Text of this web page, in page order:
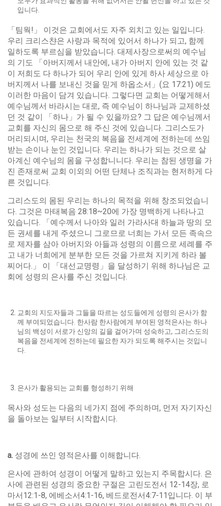
입니다.
「팀웍!」 이것은 교회에서도 자주 외치고 있는 일입니다.
우리 크리스챤은 사랑과 목적에 있어서 하나가 되고, 함께
일하도록 부르심을 받았습니다. 대제사장으로써의 예수님
의 기도 「아버지께서 내안에, 내가 아버지 안에 있는 것 같
이 저희도 다 하나가 되어 우리 안에 있게 하사 세상으로 아
버지께서 나를 보내신 것을 믿게 하옵소서」(요 17:21) 에도
이러한 마음이 담겨 있습니다. 그렇다면 교회는 어떻게해서
예수님께서 바라시는 대로, 즉 예수님이 하나님과 교제하셨
던 것 같이 「하나」가 될 수 있을까요? 그 답은 예수님께서
교회를 자신의 몸으로 해 주신 것에 있습니다. 그리스도가
머리되시며, 우리는 천국의 복음을 전세계에 전하는데 쓰임
받는 손이나 눈인 것입니다. 우리는 하나가 되는 것으로 살
아계신 예수님의 몸을 구성합니니다. 우리는 참된 생명을 가
진 존재로써 교회 이외의 어떤 단체나 조직과는 현저하게 다
른 것입니다.
그리스도의 몸된 우리는 하나의 목적을 위해 창조되었습니
다. 그것은 마태복음 28:18~20에 가장 명백하게 나타나고
있습니다. 「예수께서 나아와 일러 가라사대 하늘과 땅의 모
든 권세를 내게 주셨으니 그로므로 너희는 가서 모든 족속으
로 제자를 삼아 아버지와 아들과 성령의 이름으로 세례를 주
고 내가 너희에게 분부한 모든 것을 가르쳐 지키게 하라 볼
찌어다.」 이 「대선교명령」을 달성하기 위해 하나님은 교
회에 성령의 은사를 주신 것입니다.
교회의 지도자들과 그들을 따르는 성도들에게 성령의 은사가 함
께 부여되었습니다. 한사람 한사람에게 부여된 영적은사는 하나
님의 백성이 서로가 신앙의 길을 걸어가며 성숙하고, 그리스도의
복음을 전세계에 전하는데 필요한 자가 되도록 해주시는 것입니
다.
은사가 활용되는 교회를 형성하기 위해
목사와 성도는 다음의 네가지 점에 주의하며, 먼저 자기자신
을 돌아보는 일부터 시작합시다.
a. 성경에 쓰인 영적은사를 이해합니다.
은사에 관하여 성경이 어떻게 말하고 있는지 주목합시다. 은
사에 관련된 성경의 중요한 구절은 고린도전서 12-14장, 로
마서12:1-8, 에베소서4:1-16, 베드로전서4:7-11입니다. 이 부